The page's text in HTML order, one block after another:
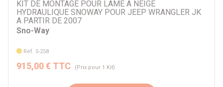
KIT DE MONTAGE POUR LAME A NEIGE
HYDRAULIQUE SNOWAY POUR JEEP WRANGLER JK
A PARTIR DE 2007
Sno-Way
Réf. 5-258
915,00 € TTC (Prix pour 1 Kit)